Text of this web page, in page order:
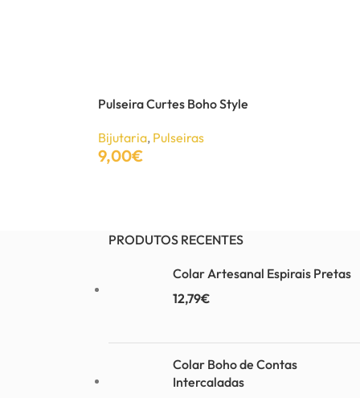
Pulseira Curtes Boho Style
Bijutaria, Pulseiras
9,00€
PRODUTOS RECENTES
Colar Artesanal Espirais Pretas
12,79€
Colar Boho de Contas
Intercaladas